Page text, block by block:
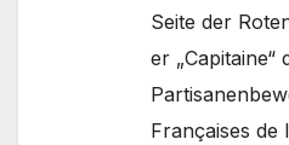
Seite der
er „Capitaine“
Françaises de